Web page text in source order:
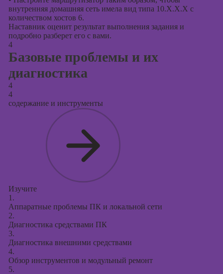
внутренняя домашняя сеть имела вид типа 10.Х.Х.Х с
количеством хостов 6.
Наставник оценит результат выполнения задания и
подробно разберет его с вами.
4
Базовые проблемы и их
диагностика
4
4
содержание и инструменты
Изучите
1.
Аппаратные проблемы ПК и локальной сети
2.
Диагностика средствами ПК
3.
Диагностика внешними средствами
4.
Обзор инструментов и модульный ремонт
5.